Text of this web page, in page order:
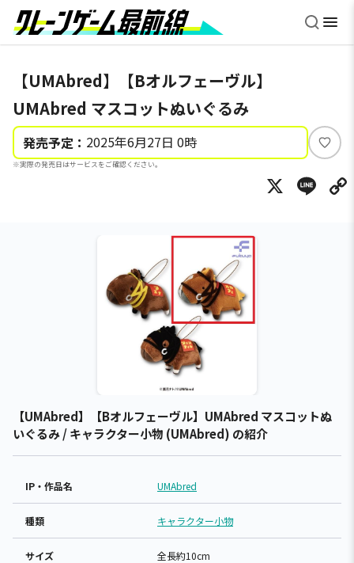
【UMAbred】【Bオルフェーヴル】
UMAbred マスコットぬいぐるみ
発売予定： 2025年6月27日 0時
※実際の発売日はサービスをご確認ください。
い
ね
X
【UMAbred】【Bオルフェーヴル】UMAbred マスコットぬ
いぐるみ / キャラクター小物 (UMAbred) の紹介
IP・作品名 UMAbred
種類 キャラクター小物
サイズ 全長約10cm